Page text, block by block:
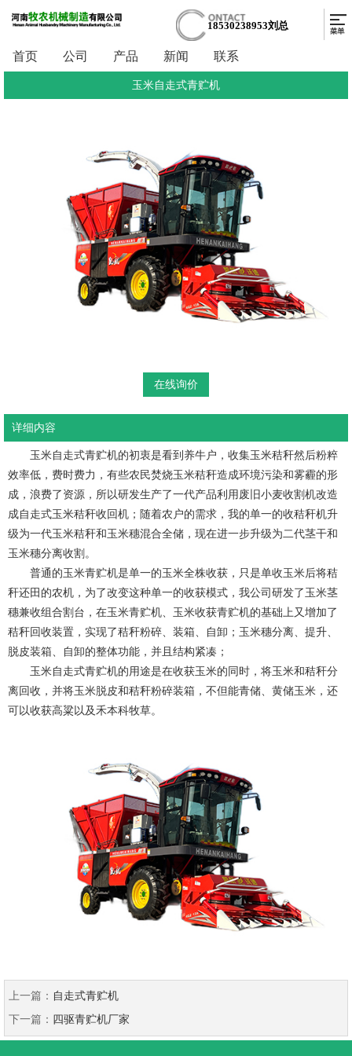
18530238953刘总
首页 公司 产品 新闻 联系
玉米自走式青贮机
在线询价
详细内容
玉米自走式青贮机的初衷是看到养牛户，收集玉米秸秆然后粉粹
效率低，费时费力，有些农民焚烧玉米秸秆造成环境污染和雾霾的形
成，浪费了资源，所以研发生产了一代产品利用废旧小麦收割机改造
成自走式玉米秸秆收回机；随着农户的需求，我的单一的收秸秆机升
级为一代玉米秸秆和玉米穗混合全储，现在进一步升级为二代茎干和
玉米穗分离收割。
普通的玉米青贮机是单一的玉米全株收获，只是单收玉米后将秸
秆还田的农机，为了改变这种单一的收获模式，我公司研发了玉米茎
穗兼收组合割台，在玉米青贮机、玉米收获青贮机的基础上又增加了
秸秆回收装置，实现了秸秆粉碎、装箱、自卸；玉米穗分离、提升、
脱皮装箱、自卸的整体功能，并且结构紧凑；
玉米自走式青贮机的用途是在收获玉米的同时，将玉米和秸秆分
离回收，并将玉米脱皮和秸秆粉碎装箱，不但能青储、黄储玉米，还
可以收获高粱以及禾本科牧草。
上一篇： 自走式青贮机
下一篇： 四驱青贮机厂家